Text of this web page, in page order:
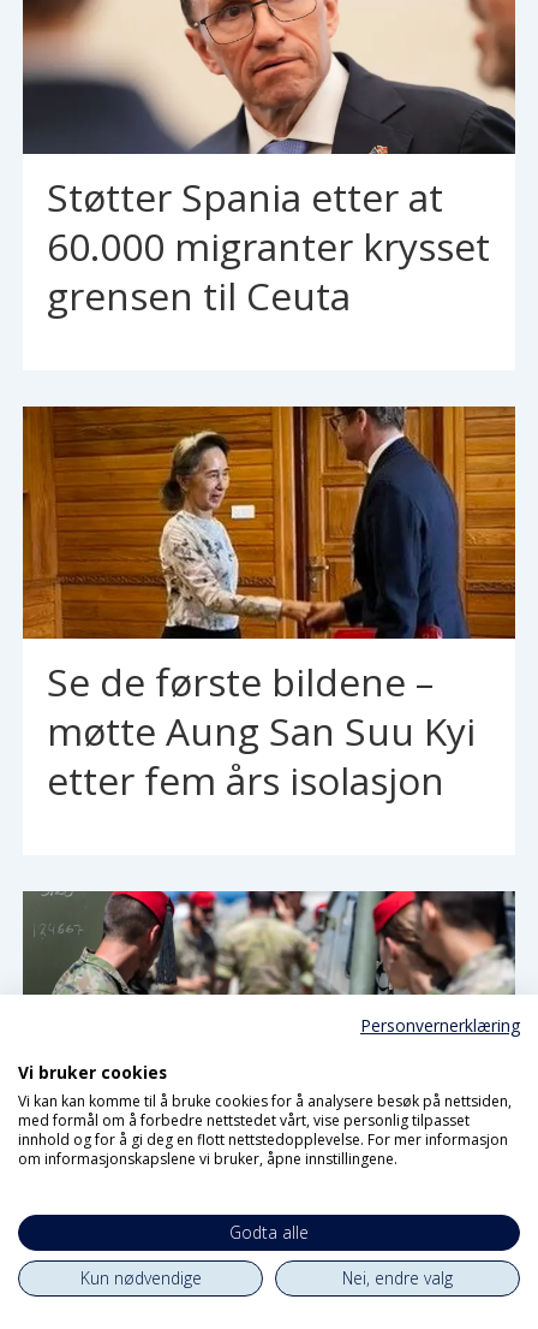
Støtter Spania etter at
60.000 migranter krysset
grensen til Ceuta
Se de første bildene –
møtte Aung San Suu Kyi
etter fem års isolasjon
–Det er migrantene som
betaler den høyeste
prisen
Personvernerklæring
Vi bruker cookies
Vi kan kan komme til å bruke cookies for å analysere besøk på nettsiden,
med formål om å forbedre nettstedet vårt, vise personlig tilpasset
innhold og for å gi deg en flott nettstedopplevelse. For mer informasjon
om informasjonskapslene vi bruker, åpne innstillingene.
Godta alle
Kun nødvendige
Nei, endre valg